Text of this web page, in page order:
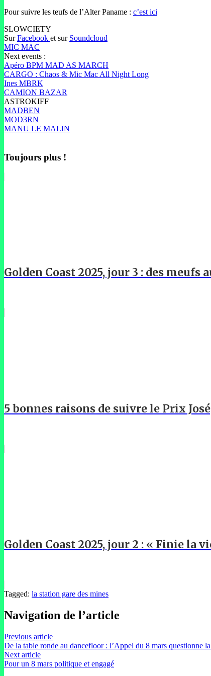
Pour suivre les teufs de l’Alter Paname : c’est ici
SLOWCIETY
SurFacebook et sur Soundcloud
MIC MAC
Next events :
Apéro BPM MAD AS MARCH
CARGO : Chaos & Mic Mac All Night Long
Ines MBRK
CAMION BAZAR
ASTROKIFF
MADBEN
MOD3RN
MANU LE MALIN
Toujours plus !
Golden Coast 2025, jour 3 : des meufs
5 bonnes raisons de suivre le Prix
Golden Coast 2025, jour 2 : « Finie la
Tagged: la station gare des mines
Navigation de l’article
Previous article
De la table ronde au dancefloor : l’Appel du 8 mars questionne
Next article
Pour un 8 mars politique et engagé